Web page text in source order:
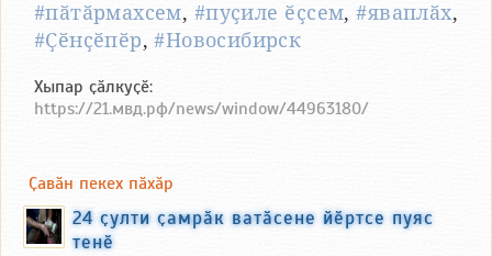
#пӑтӑрмахсем, #пуҫиле ӗҫсем,#яваплӑх,
#Ҫӗнҫӗпӗр,#Новосибирск
Хыпар ҫӑлкуҫӗ:
https://21.мвд.рф/news/window/44963180/
Ҫавӑн пекех пӑхӑр
24 ҫулти ҫамрӑк ватӑсене йӗртсе пуяс
тенӗ